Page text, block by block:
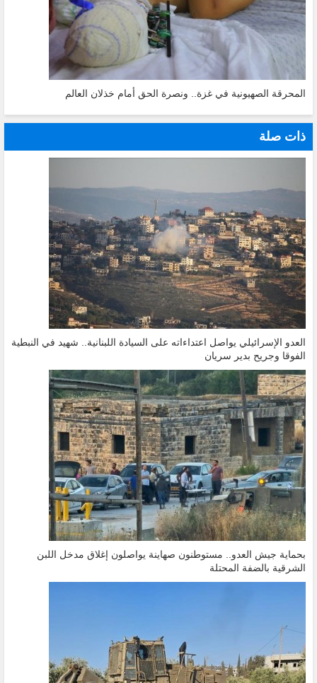
المحرقة الصهيونية في غزة.. ونصرة الحق أمام خذلان العالم
ذات صلة
العدو الإسرائيلي يواصل اعتداءاته على السيادة اللبنانية.. شهيد في النبطية
الفوقا وجريح بدير سريان
بحماية جيش العدو.. مستوطنون صهاينة يواصلون إغلاق مدخل اللبن
الشرقية بالضفة المحتلة